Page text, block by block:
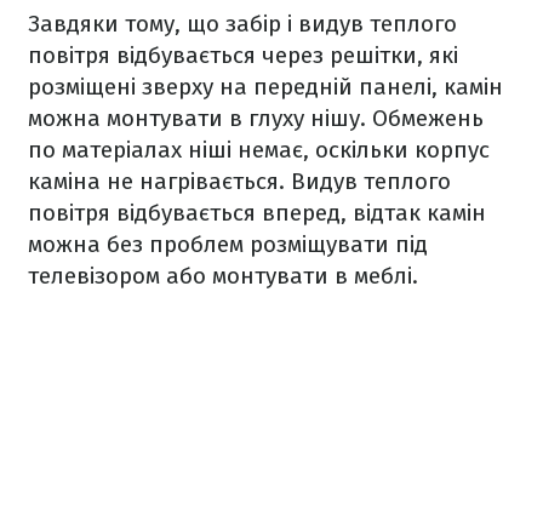
Завдяки тому, що забір і видув теплого
повітря відбувається через решітки, які
розміщені зверху на передній панелі, камін
можна монтувати в глуху нішу. Обмежень
по матеріалах ніші немає, оскільки корпус
каміна не нагрівається. Видув теплого
повітря відбувається вперед, відтак камін
можна без проблем розміщувати під
телевізором або монтувати в меблі.